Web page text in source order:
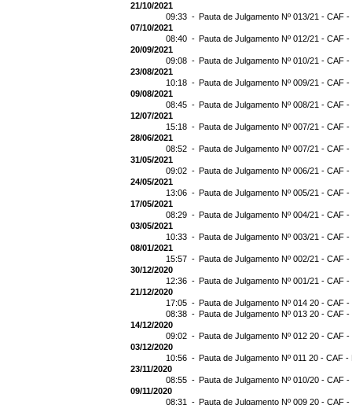
21/10/2021
09:33 - Pauta de Julgamento Nº 013/21 - CAF
07/10/2021
08:40 - Pauta de Julgamento Nº 012/21 - CAF
20/09/2021
09:08 - Pauta de Julgamento Nº 010/21 - CAF
23/08/2021
10:18 - Pauta de Julgamento Nº 009/21 - CAF
09/08/2021
08:45 - Pauta de Julgamento Nº 008/21 - CAF
12/07/2021
15:18 - Pauta de Julgamento Nº 007/21 - CAF
28/06/2021
08:52 - Pauta de Julgamento Nº 007/21 - CAF
31/05/2021
09:02 - Pauta de Julgamento Nº 006/21 - CAF
24/05/2021
13:06 - Pauta de Julgamento Nº 005/21 - CAF
17/05/2021
08:29 - Pauta de Julgamento Nº 004/21 - CAF
03/05/2021
10:33 - Pauta de Julgamento Nº 003/21 - CAF
08/01/2021
15:57 - Pauta de Julgamento Nº 002/21 - CAF
30/12/2020
12:36 - Pauta de Julgamento Nº 001/21 - CAF
21/12/2020
17:05 - Pauta de Julgamento Nº 014 20 - CAF
08:38 - Pauta de Julgamento Nº 013 20 - CAF
14/12/2020
09:02 - Pauta de Julgamento Nº 012 20 - CAF
03/12/2020
10:56 - Pauta de Julgamento Nº 011 20 - CAF -
23/11/2020
08:55 - Pauta de Julgamento Nº 010/20 - CAF -
09/11/2020
08:31 - Pauta de Julgamento Nº 009 20 - CAF -